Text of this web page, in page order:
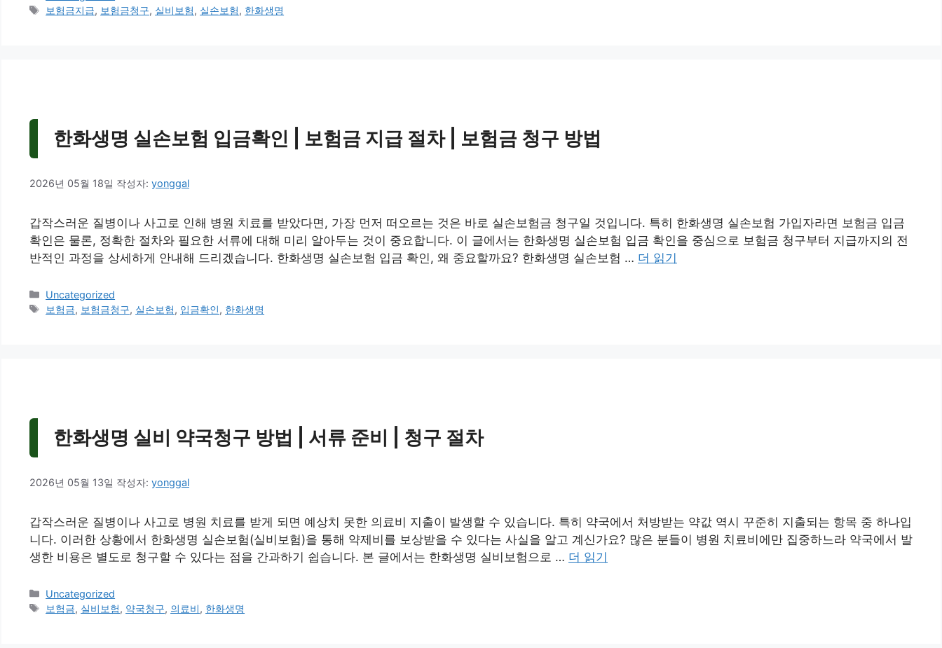
테
태
보험금지급, 보험금청구, 실비보험, 실손보험, 한화생명
한화생명 실손보험 입금확인 | 보험금 지급 절차 | 보험금 청구 방법
2026년 05월 18일 작성자: yonggal
갑작스러운 질병이나 사고로 인해 병원 치료를 받았다면, 가장 먼저 떠오르는 것은 바로 실손보험금 청구일 것입니다. 특히 한화생명 실손보험 가입자라면 보험금 입금
확인은 물론, 정확한 절차와 필요한 서류에 대해 미리 알아두는 것이 중요합니다. 이 글에서는 한화생명 실손보험 입금 확인을 중심으로 보험금 청구부터 지급까지의 전
반적인 과정을 상세하게 안내해 드리겠습니다. 한화생명 실손보험 입금 확인, 왜 중요할까요? 한화생명 실손보험 … 더 읽기
카
테
Uncategorized
태
보험금, 보험금청구, 실손보험, 입금확인, 한화생명
한화생명 실비 약국청구 방법 | 서류 준비 | 청구 절차
2026년 05월 13일 작성자: yonggal
갑작스러운 질병이나 사고로 병원 치료를 받게 되면 예상치 못한 의료비 지출이 발생할 수 있습니다. 특히 약국에서 처방받는 약값 역시 꾸준히 지출되는 항목 중 하나입
니다. 이러한 상황에서 한화생명 실손보험(실비보험)을 통해 약제비를 보상받을 수 있다는 사실을 알고 계신가요? 많은 분들이 병원 치료비에만 집중하느라 약국에서 발
생한 비용은 별도로 청구할 수 있다는 점을 간과하기 쉽습니다. 본 글에서는 한화생명 실비보험으로 … 더 읽기
카
테
Uncategorized
태
보험금, 실비보험, 약국청구, 의료비, 한화생명